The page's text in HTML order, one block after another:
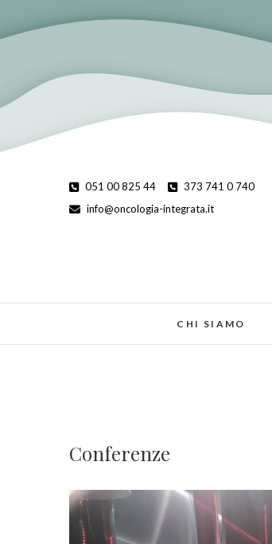
051 00 825 44
373 741 0 740
info@oncologia-integrata.it
CHI SIAMO
Conferenze